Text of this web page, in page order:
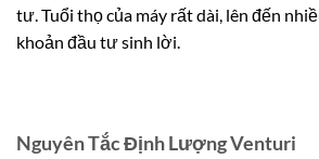
tư. Tuổi thọ của máy rất dài, lên đến
khoản đầu tư sinh lời.
Nguyên Tắc Định Lượng Venturi